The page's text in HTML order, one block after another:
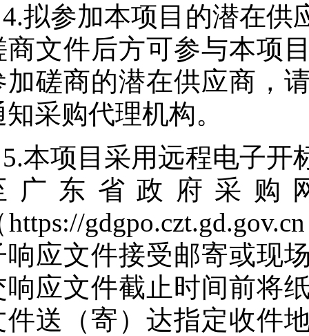
4.拟参加本项目的潜在供
商文件后方可参与本项
加磋商的潜在供应商，
知采购代理机构。
5.本项目采用远程电子开
广东省政府采购
https://
响应文件接受邮寄或现
响应文件截止时间前将
件送（寄）达指定收件